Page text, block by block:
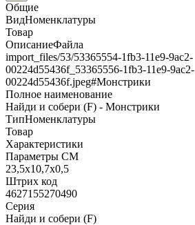
Общие
ВидНоменклатуры
Товар
ОписаниеФайла
import_files/53/53365554-1fb3-11e9-9ac2-
00224d55436f_53365556-1fb3-11e9-9ac2-
00224d55436f.jpeg#Монстрики
Полное наименование
Найди и собери (F) - Монстрики
ТипНоменклатуры
Товар
Характеристики
Параметры СМ
23,5х10,7х0,5
Штрих код
4627155270490
Серия
Найди и собери (F)